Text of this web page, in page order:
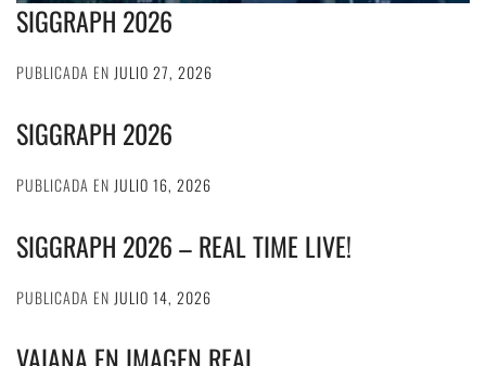
SIGGRAPH 2026
PUBLICADA EN JULIO 27, 2026
SIGGRAPH 2026
PUBLICADA EN JULIO 16, 2026
SIGGRAPH 2026 – REAL TIME LIVE!
PUBLICADA EN JULIO 14, 2026